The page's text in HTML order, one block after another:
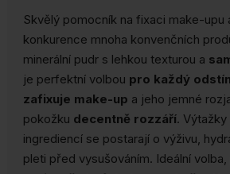
Skvělý pomocník na fixaci make-upu
konkurence mnoha konvenčních
minerální pudr s lehkou texturou a
je perfektní volbou pro každý
zafixuje make-up a jeho jemné
pokožku decentně rozzáří. Výtažky
ingrediencí se postarají o výživu,
pleti před vysušováním. Ideální